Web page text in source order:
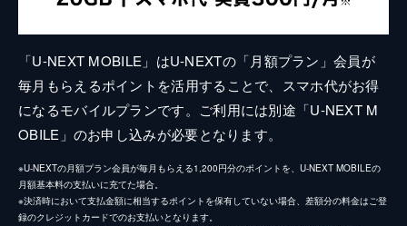
「U-NEXT MOBILE」はU-NEXTの「月額プラン」会員が
毎月もらえるポイントを活用することで、スマホ代がお得
になるモバイルプランです。ご利用には別途「U-NEXT M
OBILE」のお申し込みが必要となります。
※U-NEXTの月額プラン会員が毎月もらえる1,200円分のポイントを、U-NEXT MOBILEの
月額基本料の支払いに充てた場合。
※決済時において支払金額に相当するポイントを保有していない場合、差額分の料金はご登
録のクレジットカードでのお支払いとなります。